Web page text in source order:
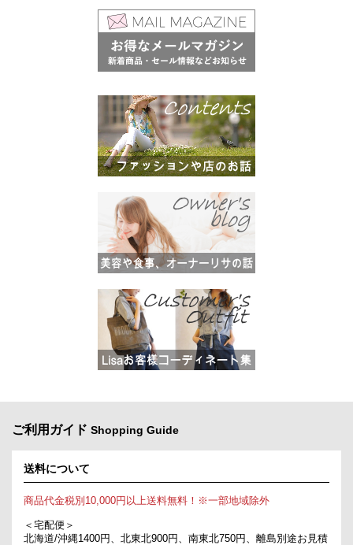
ご利用ガイド Shopping Guide
送料について
商品代金税別10,000円以上送料無料！※一部地域除外
＜宅配便＞
北海道/沖縄1400円、北東北900円、南東北750円、離島別途お見積